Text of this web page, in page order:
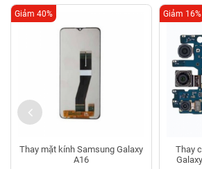
Thay mặt kính Samsung Galaxy
A16
Giảm 40%
Thay
Giảm 16%